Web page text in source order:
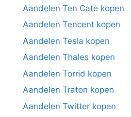
Aandelen Ten Cate kopen
Aandelen Tencent kopen
Aandelen Tesla kopen
Aandelen Thales kopen
Aandelen Torrid kopen
Aandelen Traton kopen
Aandelen Twitter kopen